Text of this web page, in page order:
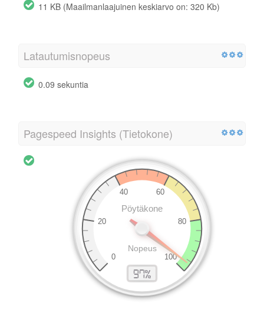
11 KB (Maailmanlaajuinen keskiarvo on: 320 Kb)
Latautumisnopeus
0.09 sekuntia
Pagespeed Insights (Tietokone)